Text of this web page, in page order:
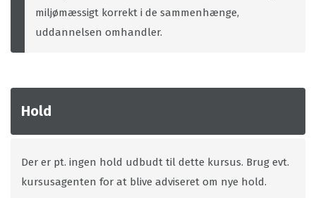
miljømæssigt korrekt i de sammenhænge,
uddannelsen omhandler.
Hold
Der er pt. ingen hold udbudt til dette kursus. Brug evt.
kursusagenten for at blive adviseret om nye hold.